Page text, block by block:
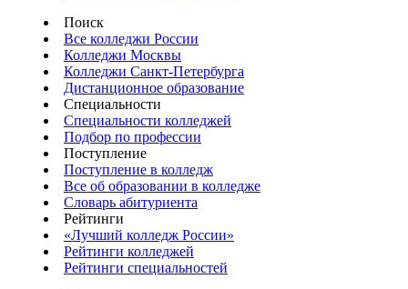
Поиск
Все колледжи России
Колледжи Москвы
Колледжи Санкт-Петербурга
Дистанционное образование
Специальности
Специальности колледжей
Подбор по профессии
Поступление
Поступление в колледж
Все об образовании в колледже
Словарь абитуриента
Рейтинги
«Лучший колледж России»
Рейтинги колледжей
Рейтинги специальностей